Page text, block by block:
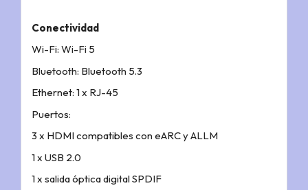
Conectividad
Wi-Fi: Wi-Fi 5
Bluetooth: Bluetooth 5.3
Ethernet: 1 x RJ-45
Puertos:
3 x HDMI compatibles con eARC y ALLM
1 x USB 2.0
1 x salida óptica digital SPDIF